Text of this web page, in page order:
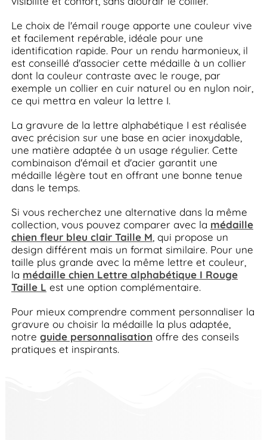
Le choix de l'émail rouge apporte une couleur vive
et facilement repérable, idéale pour une
identification rapide. Pour un rendu harmonieux, il
est conseillé d'associer cette médaille à un collier
dont la couleur contraste avec le rouge, par
exemple un collier en cuir naturel ou en nylon noir,
ce qui mettra en valeur la lettre I.
La gravure de la lettre alphabétique I est réalisée
avec précision sur une base en acier inoxydable,
une matière adaptée à un usage régulier. Cette
combinaison d'émail et d'acier garantit une
médaille légère tout en offrant une bonne tenue
dans le temps.
Si vous recherchez une alternative dans la même
collection, vous pouvez comparer avec la médaille
chien fleur bleu clair Taille M, qui propose un
design différent mais un format similaire. Pour une
taille plus grande avec la même lettre et couleur,
la médaille chien Lettre alphabétique I Rouge
Taille L est une option complémentaire.
Pour mieux comprendre comment personnaliser la
gravure ou choisir la médaille la plus adaptée,
notre guide personnalisation offre des conseils
pratiques et inspirants.